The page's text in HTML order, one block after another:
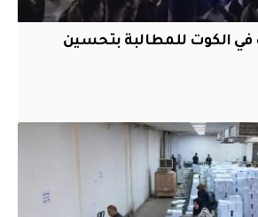
في الكوت للمطالبة بتحسين